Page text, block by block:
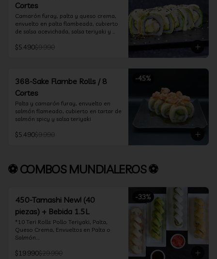
Cortes
Camarón furay, palta y queso crema,
envuelto en palta flambeada, cubierto
de salsa acevichada, salsa teriyaki y
$5.490$9.990
-45%
368-Sake Flambe Rolls / 8
Cortes
Palta y camarón furay, envuelto en
salmón flameado, cubierto en tartar de
salmón spicy y salsa teriyaki
$5.490$9.990
⚽ COMBOS MUNDIALEROS ⚽
-33%
450-Tamashi New! (40
piezas) + Bebida 1.5L
*10 Teri Rolls: Pollo Teriyaki, Palta,
Queso Crema, Envueltos en Palta o
Salmón.
Palta, Cebollín, Envuelto en Queso
$19.990$29.990